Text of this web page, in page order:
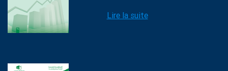
Lire la suite